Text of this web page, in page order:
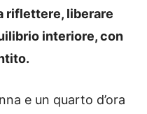
riflettere, liberare
interiore, con
e un quarto d’ora